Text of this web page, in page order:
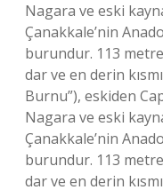
Nagara ve eski
Çanakkale’nin
burundur. 113
dar ve en derin
Burnu”), eskiden
Nagara ve eski
Çanakkale’nin
burundur. 113
dar ve en derin